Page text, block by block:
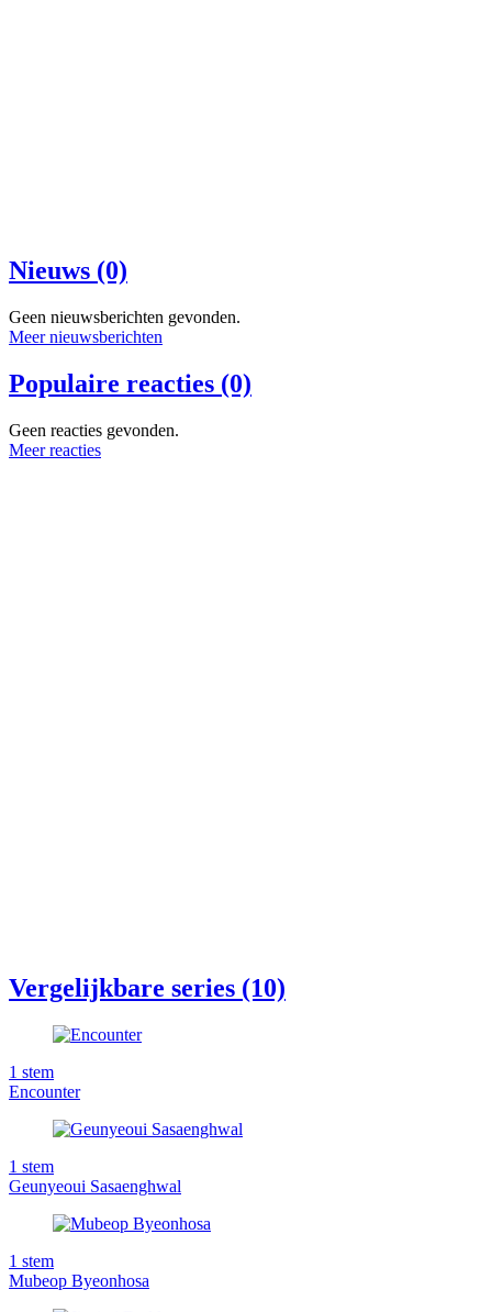
Nieuws (0)
Geen nieuwsberichten gevonden.
Meer nieuwsberichten
Populaire reacties (0)
Geen reacties gevonden.
Meer reacties
Vergelijkbare series (10)
1 stem
Encounter
1 stem
Geunyeoui Sasaenghwal
1 stem
Mubeop Byeonhosa